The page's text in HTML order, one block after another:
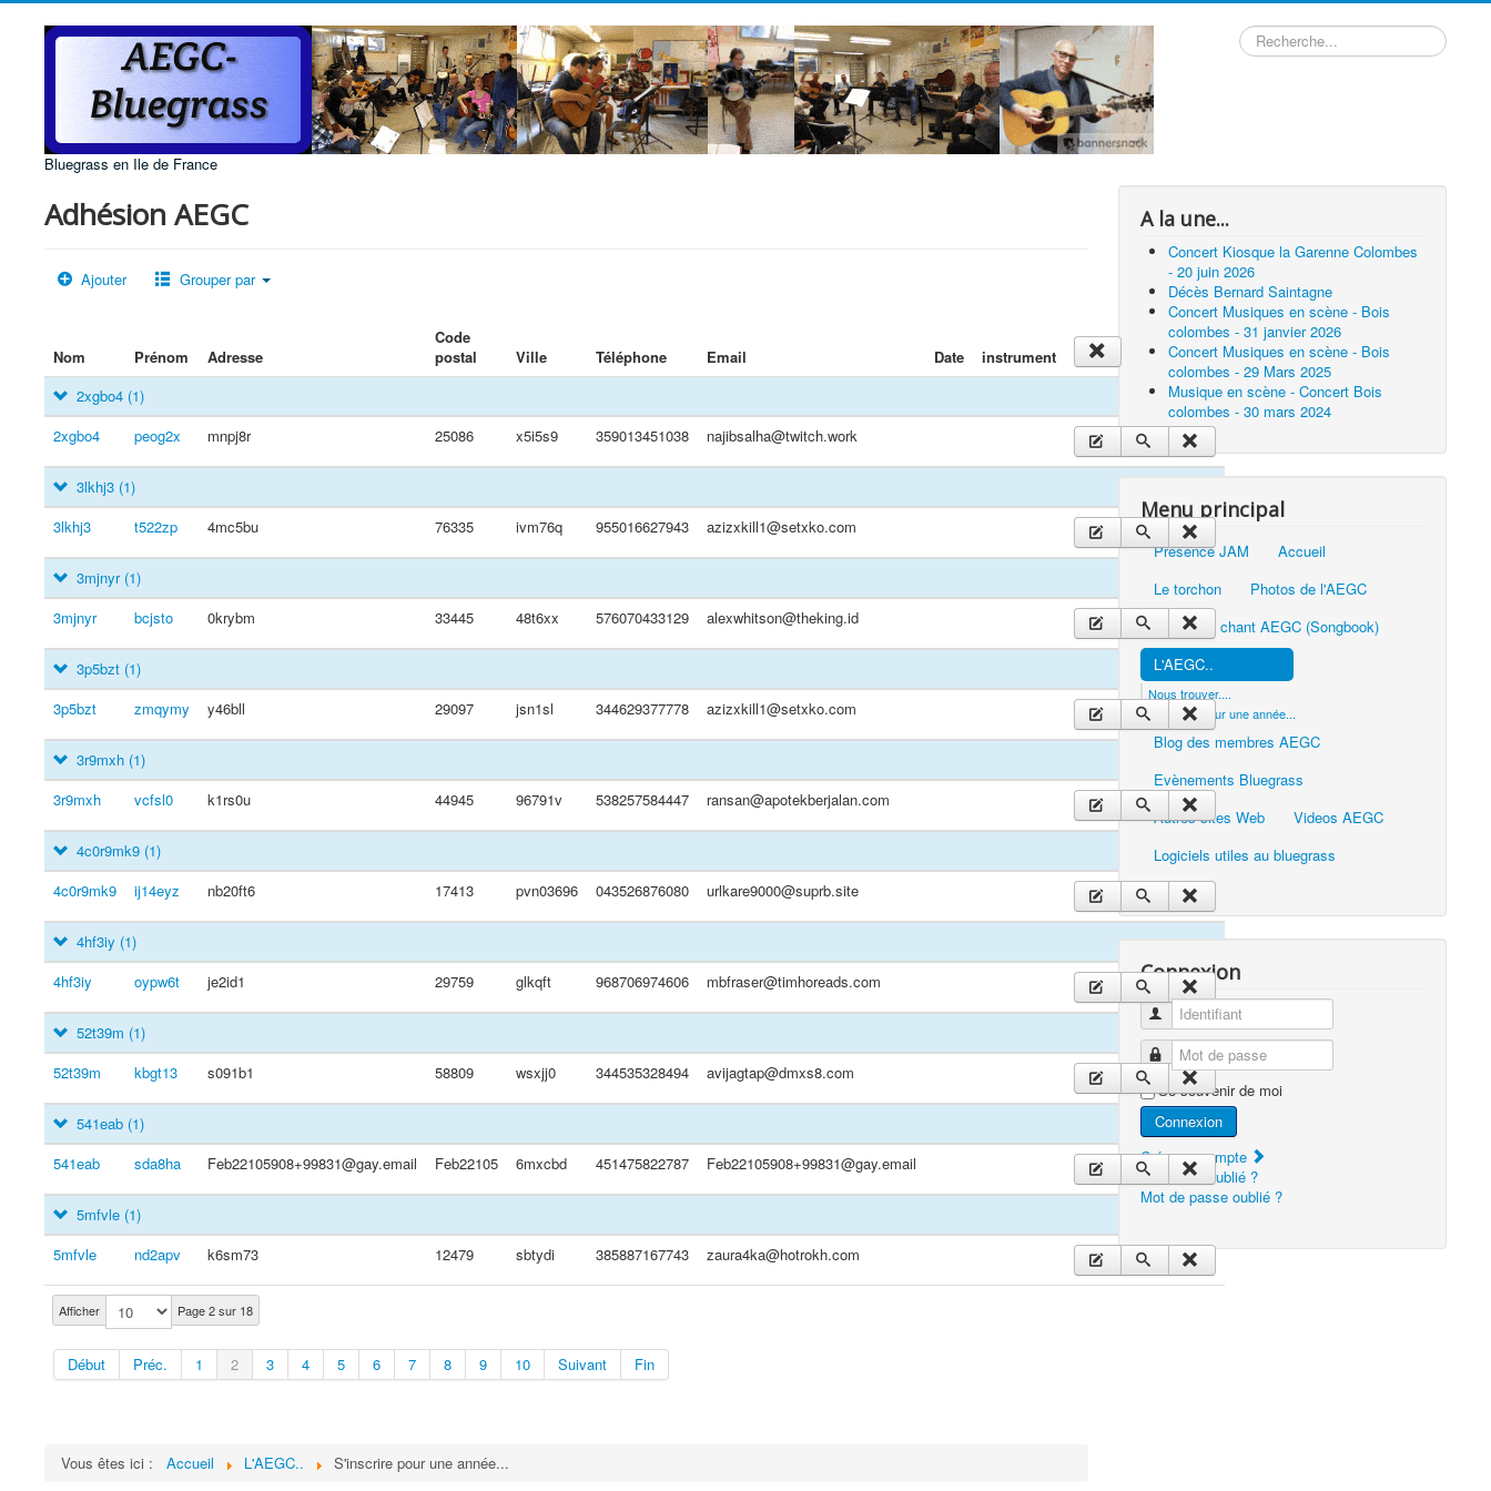
Bluegrass en Ile de France
Rechercher
Adhésion AEGC
Ajouter Grouper par
Nom Prénom Adresse
Code
postal
Ville Téléphone Email Date instrument
Afficher Page 2 sur 18
Début Préc. 1 2 3 4 5 6 7 8 9 10 Suivant Fin
2xgbo4 (1)
2xgbo4
peog2x mnpj8r 25086 x5i5s9 359013451038 najibsalha@twitch.work
3lkhj3 (1)
3lkhj3
t522zp 4mc5bu 76335 ivm76q 955016627943 azizxkill1@setxko.com
3mjnyr (1)
3mjnyr
bcjsto 0krybm 33445 48t6xx 576070433129 alexwhitson@theking.id
3p5bzt (1)
3p5bzt
zmqymy y46bll 29097 jsn1sl 344629377778 azizxkill1@setxko.com
3r9mxh (1)
3r9mxh
vcfsl0 k1rs0u 44945 96791v 538257584447 ransan@apotekberjalan.com
4c0r9mk9 (1)
4c0r9mk9
ij14eyz nb20ft6 17413 pvn03696 043526876080 urlkare9000@suprb.site
4hf3iy (1)
4hf3iy
oypw6t je2id1 29759 glkqft 968706974606 mbfraser@timhoreads.com
52t39m (1)
52t39m
kbgt13 s091b1 58809 wsxjj0 344535328494 avijagtap@dmxs8.com
541eab (1)
541eab
sda8ha Feb22105908+99831@gay.email Feb22105 6mxcbd 451475822787 Feb22105908+99831@gay.email
5mfvle (1)
5mfvle
nd2apv k6sm73 12479 sbtydi 385887167743 zaura4ka@hotrokh.com
Vous êtes ici : Accueil L'AEGC.. S'inscrire pour une année...
A la une...
Concert Kiosque la Garenne Colombes
- 20 juin 2026
Décès Bernard Saintagne
Concert Musiques en scène - Bois
colombes - 31 janvier 2026
Concert Musiques en scène - Bois
colombes - 29 Mars 2025
Musique en scène - Concert Bois
colombes - 30 mars 2024
Menu principal
Presence JAM
Accueil
Le torchon
Photos de l'AEGC
Carnet de chant AEGC (Songbook)
L'AEGC..
Nous trouver....
S'inscrire pour une année...
Blog des membres AEGC
Evènements Bluegrass
Autres sites Web
Videos AEGC
Logiciels utiles au bluegrass
Connexion
Identifiant
Mot de passe
Se souvenir de moi
Connexion
Créer un compte
Identifiant oublié ?
Mot de passe oublié ?